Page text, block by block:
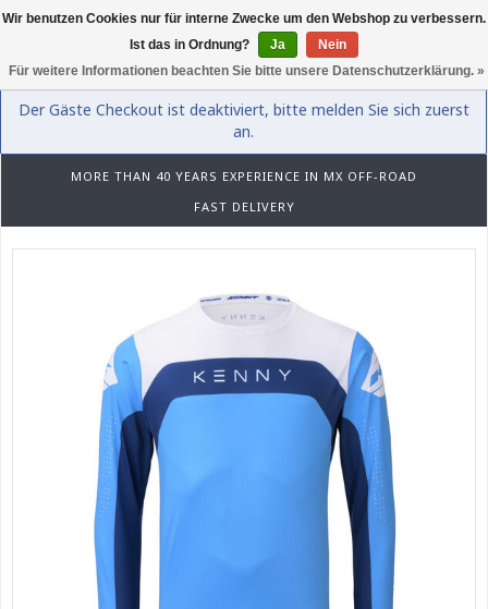
0
Der Gäste Checkout ist deaktiviert, bitte melden Sie sich zuerst
an.
MORE THAN 40 YEARS EXPERIENCE IN MX OFF-ROAD
FAST DELIVERY
Wir benutzen Cookies nur für interne Zwecke um den Webshop zu verbessern.
Ist das in Ordnung?
Ja
Nein
Für weitere Informationen beachten Sie bitte unsere Datenschutzerklärung. »